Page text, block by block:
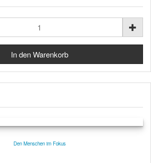
Den Menschen im Fokus